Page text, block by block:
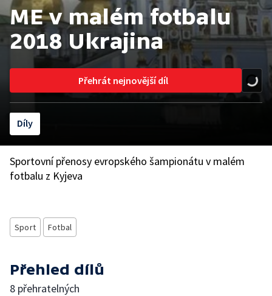
ME v malém fotbalu
2018 Ukrajina
Přehrát nejnovější díl
Díly
Sportovní přenosy evropského šampionátu v malém
fotbalu z Kyjeva
Sport Fotbal
Přehled dílů
8 přehratelných